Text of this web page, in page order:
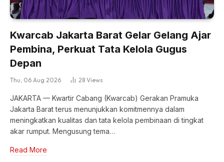
Kwarcab Jakarta Barat Gelar Gelang Ajar
Pembina, Perkuat Tata Kelola Gugus
Depan
Thu, 06 Aug 2026 28 Views
JAKARTA — Kwartir Cabang (Kwarcab) Gerakan Pramuka
Jakarta Barat terus menunjukkan komitmennya dalam
meningkatkan kualitas dan tata kelola pembinaan di tingkat
akar rumput. Mengusung tema…
Read More